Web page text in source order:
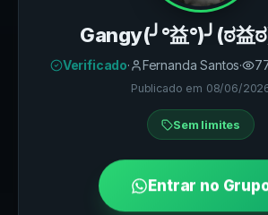
Gangy(╯°益°)╯(ಠ益
Verificado· Fernanda Santos·
Publicado em 08/06/
Sem limites
Entrar no